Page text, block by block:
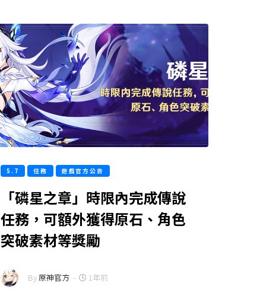
5.7 任務 遊戲官方公告
「磷星之章」時限內完成傳說
任務，可額外獲得原石、角色
突破素材等獎勵
By原神官方 - 1年前